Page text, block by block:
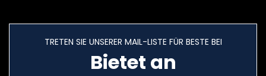
TRETEN SIE UNSERER MAIL-LISTE FÜR BESTE BEI
Bietet an